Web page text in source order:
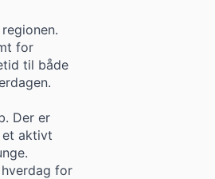
for
til både
Der er
aktivt
for